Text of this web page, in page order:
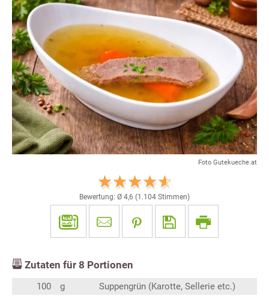
Foto Gutekueche.at
Bewertung: Ø 4,6 (1.104 Stimmen)
Zutaten für 8 Portionen
100 g
Suppengrün (Karotte, Sellerie etc.)